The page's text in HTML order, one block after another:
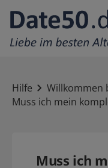
Hilfe
Willkommen
Muss ich mein
Muss ich